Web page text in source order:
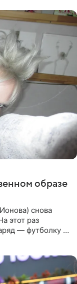
образе
снова
этот раз
— футболку с